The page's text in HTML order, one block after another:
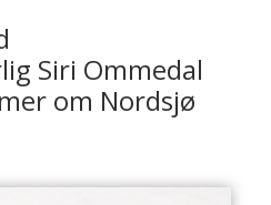
Siri Ommedal
om Nordsjø